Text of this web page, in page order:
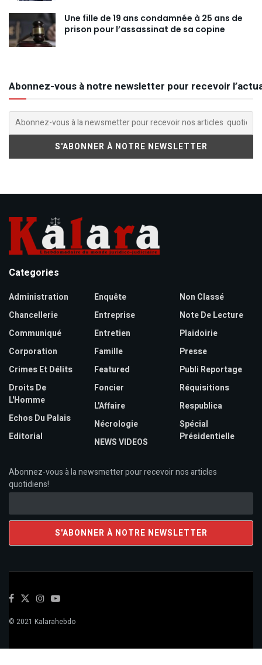
Une fille de 19 ans condamnée à 25 ans de
prison pour l’assassinat de sa copine
Abonnez-vous à notre newsletter pour recevoir
Categories
Administration
Chancellerie
Communiqué
Corporation
Crimes Et Délits
Droits De
L'Homme
Echos Du Palais
Editorial
Enquête
Entreprise
Entretien
Famille
Featured
Foncier
L'Affaire
Nécrologie
NEWS VIDEOS
Non Classé
Note De Lecture
Plaidoirie
Presse
Publi Reportage
Réquisitions
Respublica
Spécial
Présidentielle
Abonnez-vous à la newsmetter pour recevoir nos articles
quotidiens!
© 2021 Kalarahebdo